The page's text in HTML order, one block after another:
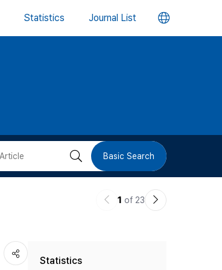
Statistics Journal List 언
버
검 Basic Search
이
1 of 23
다
Statistics